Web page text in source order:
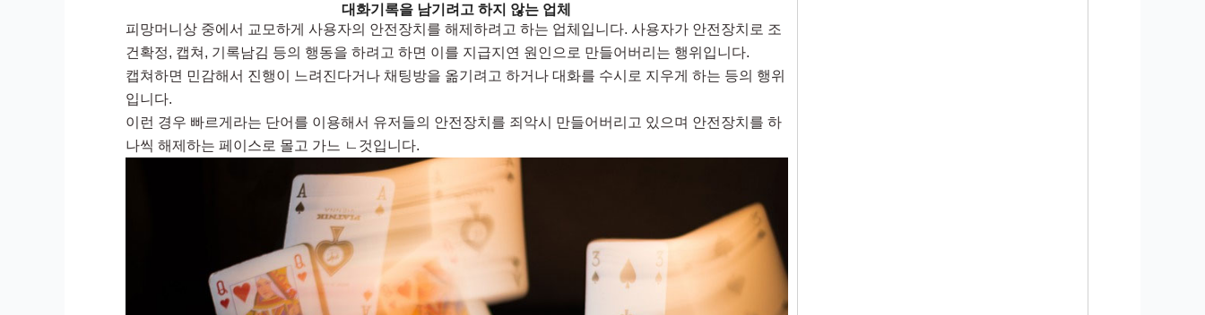
대화기록을 남기려고 하지 않는 업체
피망머니상 중에서 교모하게 사용자의 안전장치를 해제하려고 하는 업체입니다. 사용자가 안전장치로 조
건확정, 캡쳐, 기록남김 등의 행동을 하려고 하면 이를 지급지연 원인으로 만들어버리는 행위입니다.
캡쳐하면 민감해서 진행이 느려진다거나 채팅방을 옮기려고 하거나 대화를 수시로 지우게 하는 등의 행위
입니다.
이런 경우 빠르게라는 단어를 이용해서 유저들의 안전장치를 죄악시 만들어버리고 있으며 안전장치를 하
나씩 해제하는 페이스로 몰고 가느 ㄴ것입니다.